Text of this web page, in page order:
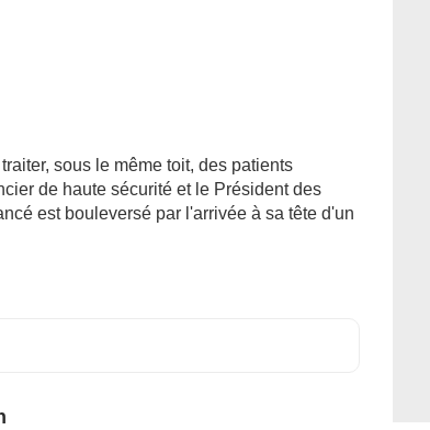
sous le même toit, des patients
de haute sécurité et le Président des
est bouleversé par l'arrivée à sa tête d'un